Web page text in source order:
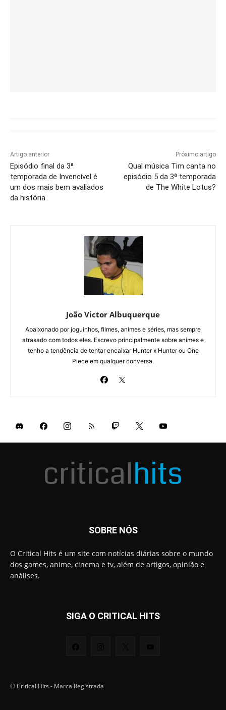
Artigo anterior
Episódio final da 3ª
temporada de Invencível é
um dos mais bem avaliados
da história
Próximo artigo
Qual música Tim canta no
episódio 5 da 3ª temporada
de The White Lotus?
João Victor Albuquerque
Apaixonado por joguinhos, filmes, animes e séries, mas sempre
atrasado com todos eles. Escrevo principalmente sobre animes e
tenho a tendência de tentar encaixar Hunter x Hunter ou One
Piece em qualquer conversa.
SOBRE NÓS
O Critical Hits é um site com notícias diárias sobre o mundo
dos games, anime, cinema e tv, além de artigos, opinião e
análises.
SIGA O CRITICAL HITS
© Critical Hits - Marca Registrada